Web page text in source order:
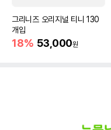
그리니즈 오리지널 티니 130
개입
18% 53,000원